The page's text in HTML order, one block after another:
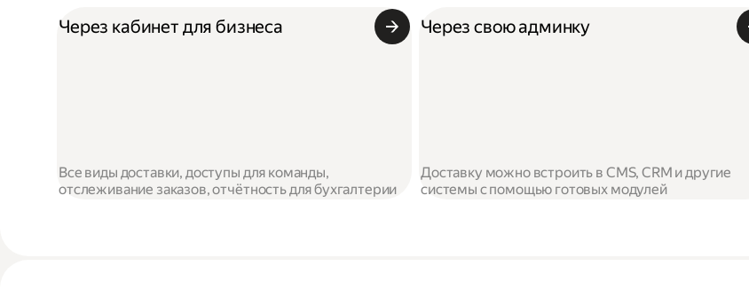
Через кабинет для бизнеса
Все виды доставки, доступы для команды,
отслеживание заказов, отчётность для бухгалтерии
Через свою админку
Доставку можно встроить в CMS, CRM и другие
системы с помощью готовых модулей